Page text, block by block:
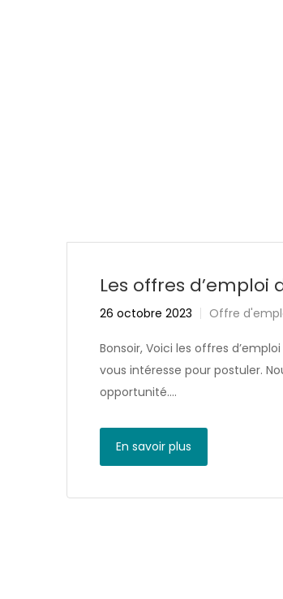
Les offres d’emploi
26 octobre 2023 Offre
Bonsoir, Voici les offres
vous intéresse pour postuler.
opportunité….
En savoir plus